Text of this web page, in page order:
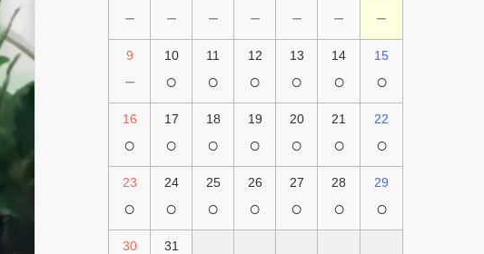
－ － － － － － －
9
－
10
○
11
○
12
○
13
○
14
○
15
○
16
○
17
○
18
○
19
○
20
○
21
○
22
○
23
○
24
○
25
○
26
○
27
○
28
○
29
○
30 31